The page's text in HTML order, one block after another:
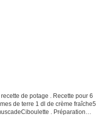
de potage . Recette pour 6
de terre 1 dl de crème fraîche5
. Préparation